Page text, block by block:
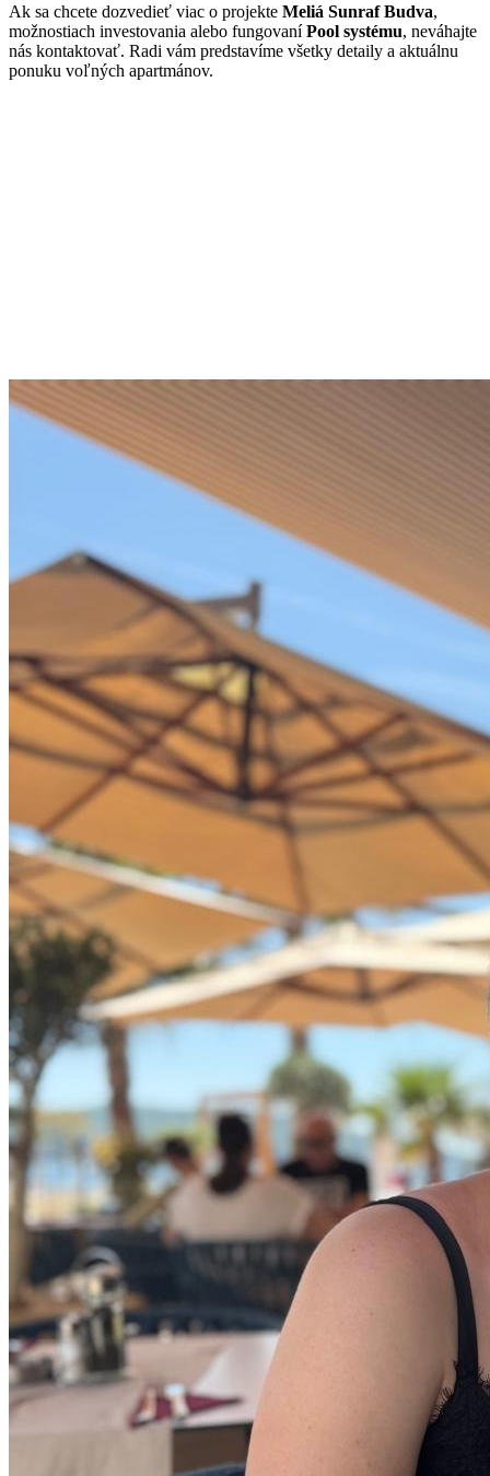
Ak sa chcete dozvedieť viac o projekte Meliá Sunraf Budva,
možnostiach investovania alebo fungovaníPool systému, neváhajte
nás kontaktovať. Radi vám predstavíme všetky detaily a aktuálnu
ponuku voľných apartmánov.